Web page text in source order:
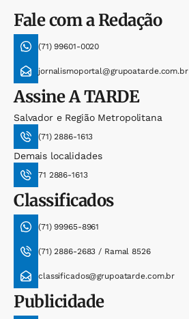
Fale com a Redação
(71) 99601-0020
jornalismoportal@grupoatarde.com.br
AssineA TARDE
Salvador e Região Metropolitana
(71) 2886-1613
Demais localidades
71 2886-1613
Classificados
(71) 99965-8961
(71) 2886-2683 / Ramal 8526
classificados@grupoatarde.com.br
Publicidade